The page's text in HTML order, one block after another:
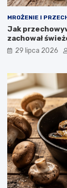
MROŻENIE I
Jak
zachował
29 lipca 2026